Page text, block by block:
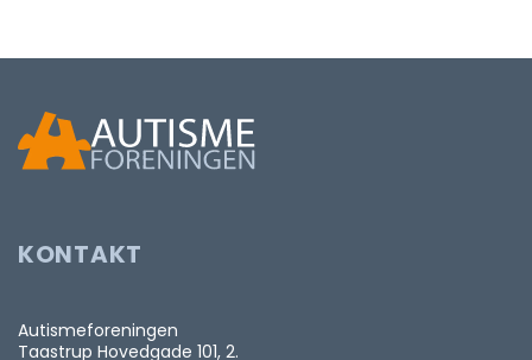
KONTAKT
Autismeforeningen
Taastrup Hovedgade 101, 2.